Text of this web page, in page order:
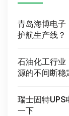
青岛海博电子
护航生产线？
石油化工行业
源的不间断稳
瑞士固特UPS
一下